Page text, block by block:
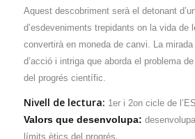
Aquest descobriment serà el detonant
d’esdeveniments trepidants on la vida de
convertirà en moneda de canvi. La
d’acció i intriga que aborda el problema
del progrés científic.
Nivell de lectura: 1er i 2on cicle de
Valors que desenvolupa:
límits ètics del progrés.